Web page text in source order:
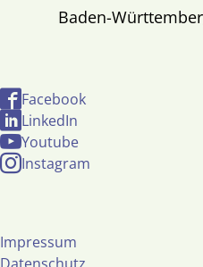
Baden-
Facebook
LinkedIn
Youtube
Instagram
Impressum